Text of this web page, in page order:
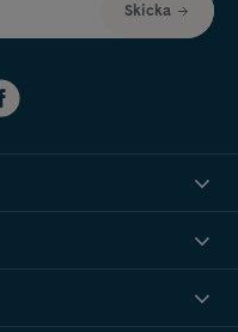
Skicka